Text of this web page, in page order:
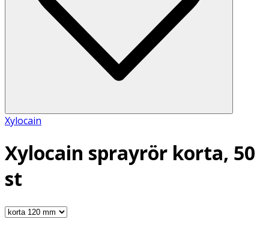
Xylocain
Xylocain sprayrör korta, 50
st